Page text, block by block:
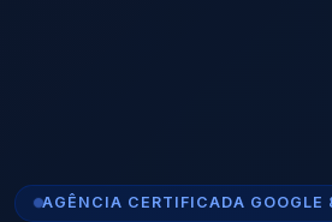
AGÊNCIA CERTIFICADA GOOGLE